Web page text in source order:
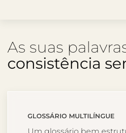
As suas
consistência
GLOSSÁRIO MULTILÍNGUE